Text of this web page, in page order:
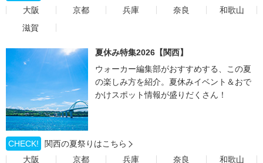
大阪
京都 兵庫 奈良
和歌山
滋賀
夏休み特集2026【関西】
ウォーカー編集部がおすすめする、この夏
の楽しみ方を紹介。夏休みイベント＆おで
かけスポット情報が盛りだくさん！
CHECK!
関西の夏祭りはこちら
大阪
京都 兵庫 奈良
和歌山